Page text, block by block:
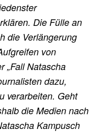
Die Fülle an
die Verlängerung
von
„Fall Natascha
dazu,
verarbeiten. Geht
die Medien nach
Kampusch